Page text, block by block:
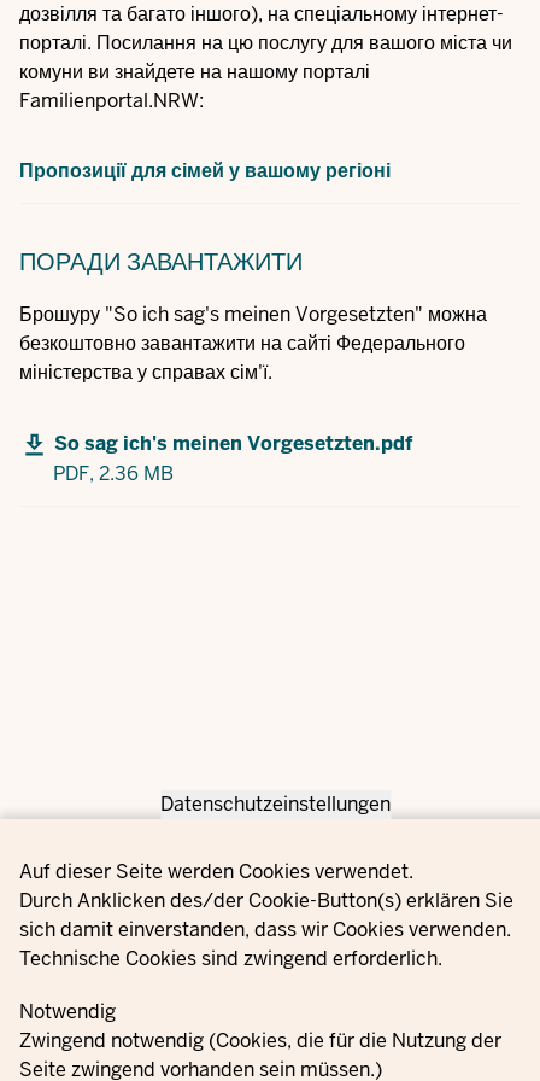
Privacy settings
Datenschutzeinstellungen
Auf dieser Seite werden Cookies verwendet.
Durch Anklicken des/der Cookie-Button(s) erklären Sie
sich damit einverstanden, dass wir Cookies verwenden.
Technische Cookies sind zwingend erforderlich.
Notwendig
Zwingend notwendig (Cookies, die für die Nutzung der
Seite zwingend vorhanden sein müssen.)
дозвілля та багато іншого), на спеціальному інтернет-
порталі. Посилання на цю послугу для вашого міста чи
комуни ви знайдете на нашому порталі
Familienportal.NRW:
Пропозиції для сімей у вашому регіоні
ПОРАДИ ЗАВАНТАЖИТИ
Брошуру "So ich sag's meinen Vorgesetzten" можна
безкоштовно завантажити на сайті Федерального
міністерства у справах сім'ї.
So sag ich's meinen Vorgesetzten.pdf
PDF, 2.36 MB